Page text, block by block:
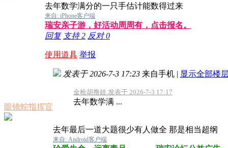
去年数学满分的一只手估计能数得过来
来自: iPhone客户端
瑞安亲子游，好活动周周有，点击报名。
回复 支持2 反对0
使用道具 举报
眼镜蛇指挥官
发表于 2026-7-3 17:23 来自手机 | 显示全部楼
金枪胡撸娃 发表于 2026-7-3 17:17
去年数学满 ...
去年最后一道大题很少有人做全 那是相当超纲
来自: Android客户端